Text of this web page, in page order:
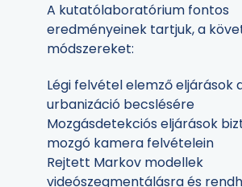
A kutatólaboratórium fontos
eredményeinek tartjuk, a
módszereket:
Légi felvétel elemző eljárások
urbanizáció becslésére
Mozgásdetekciós eljárások
mozgó kamera felvételein
Rejtett Markov modellek
videószegmentálásra és